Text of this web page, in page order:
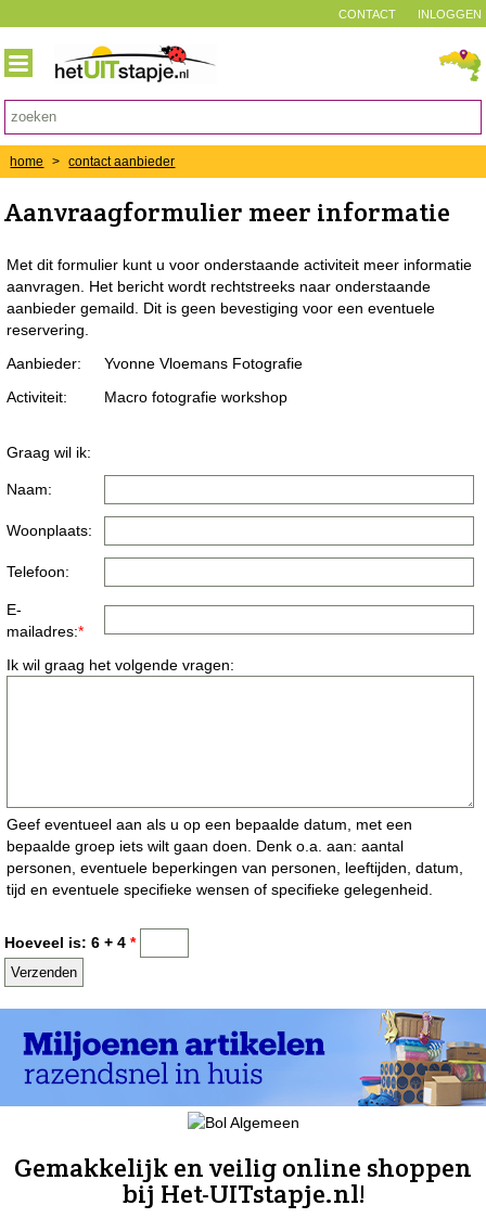
INLOGGEN
CONTACT
home > contact aanbieder
Aanvraagformulier meer informatie
Met dit formulier kunt u voor onderstaande activiteit meer informatie
aanvragen. Het bericht wordt rechtstreeks naar onderstaande
aanbieder gemaild. Dit is geen bevestiging voor een eventuele
reservering.
Aanbieder:
Yvonne Vloemans Fotografie
Activiteit:
Macro fotografie workshop
Graag wil ik:
Naam:
Woonplaats:
Telefoon:
E-
mailadres:*
Ik wil graag het volgende vragen:
Geef eventueel aan als u op een bepaalde datum, met een
bepaalde groep iets wilt gaan doen. Denk o.a. aan: aantal
personen, eventuele beperkingen van personen, leeftijden, datum,
tijd en eventuele specifieke wensen of specifieke gelegenheid.
Hoeveel is: 6 + 4*
Gemakkelijk en veilig online shoppen
bij Het-UITstapje.nl!